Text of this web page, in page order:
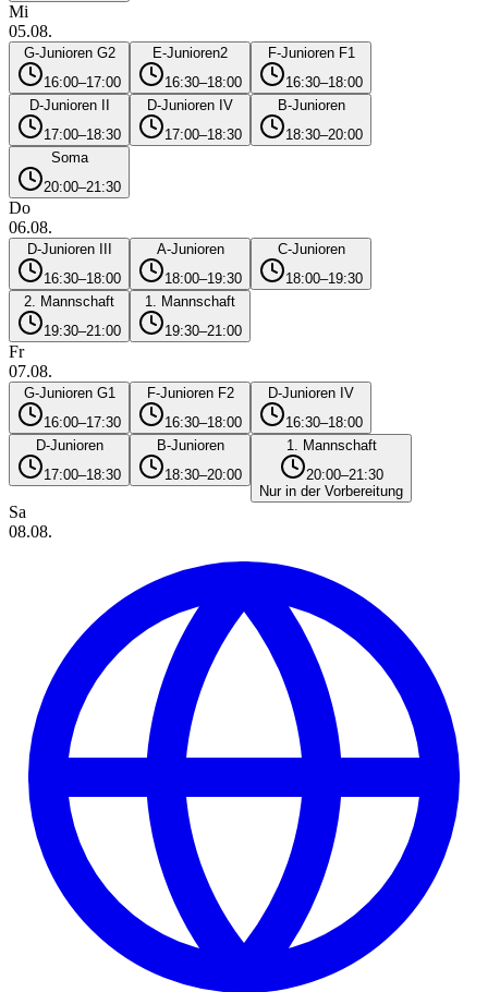
Mi
05.08.
G-Junioren G2
16:00–17:00
E-Junioren2
16:30–18:00
F-Junioren F1
16:30–18:00
D-Junioren II
17:00–18:30
D-Junioren IV
17:00–18:30
B-Junioren
18:30–20:00
Soma
20:00–21:30
Do
06.08.
D-Junioren III
16:30–18:00
A-Junioren
18:00–19:30
C-Junioren
18:00–19:30
2. Mannschaft
19:30–21:00
1. Mannschaft
19:30–21:00
Fr
07.08.
G-Junioren G1
16:00–17:30
F-Junioren F2
16:30–18:00
D-Junioren IV
16:30–18:00
D-Junioren
17:00–18:30
B-Junioren
18:30–20:00
1. Mannschaft
20:00–21:30
Nur in der Vorbereitung
Sa
08.08.